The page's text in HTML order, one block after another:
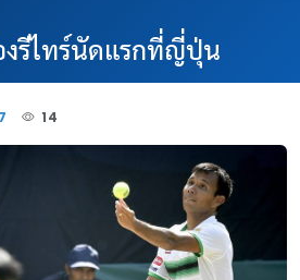
งรีไทร์นัดแรกที่ญี่ปุ่น
14